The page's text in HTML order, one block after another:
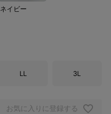
ネイビー
LL 3L
お気に入りに登録する